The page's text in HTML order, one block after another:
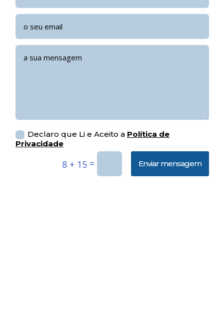
Declaro que Li e Aceito a Política de
Privacidade
8 + 15= Enviar mensagem